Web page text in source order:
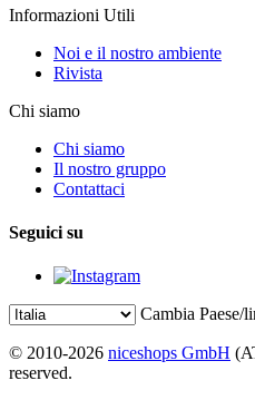
Informazioni Utili
Noi e il nostro ambiente
Rivista
Chi siamo
Chi siamo
Il nostro gruppo
Contattaci
Seguici su
Cambia Paese/
© 2010-2026 niceshops GmbH
reserved.